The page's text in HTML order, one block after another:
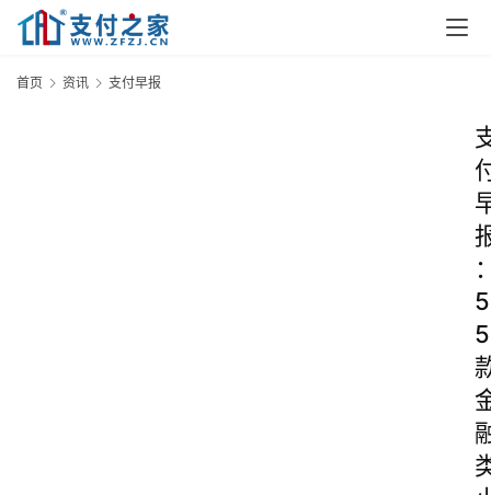
首页 资讯 支付早报
5
5